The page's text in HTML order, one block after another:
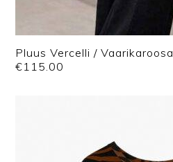
Pluus Vercelli / Vaarikaroosa
€115.00